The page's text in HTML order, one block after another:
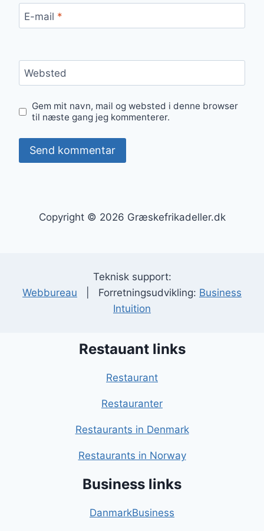
E-mail *
Websted
Gem mit navn, mail og websted i denne browser
til næste gang jeg kommenterer.
Copyright © 2026 Græskefrikadeller.dk
Teknisk support:
Webbureau | Forretningsudvikling: Business
Intuition
Restauant links
Restaurant
Restauranter
Restaurants in Denmark
Restaurants in Norway
Business links
DanmarkBusiness